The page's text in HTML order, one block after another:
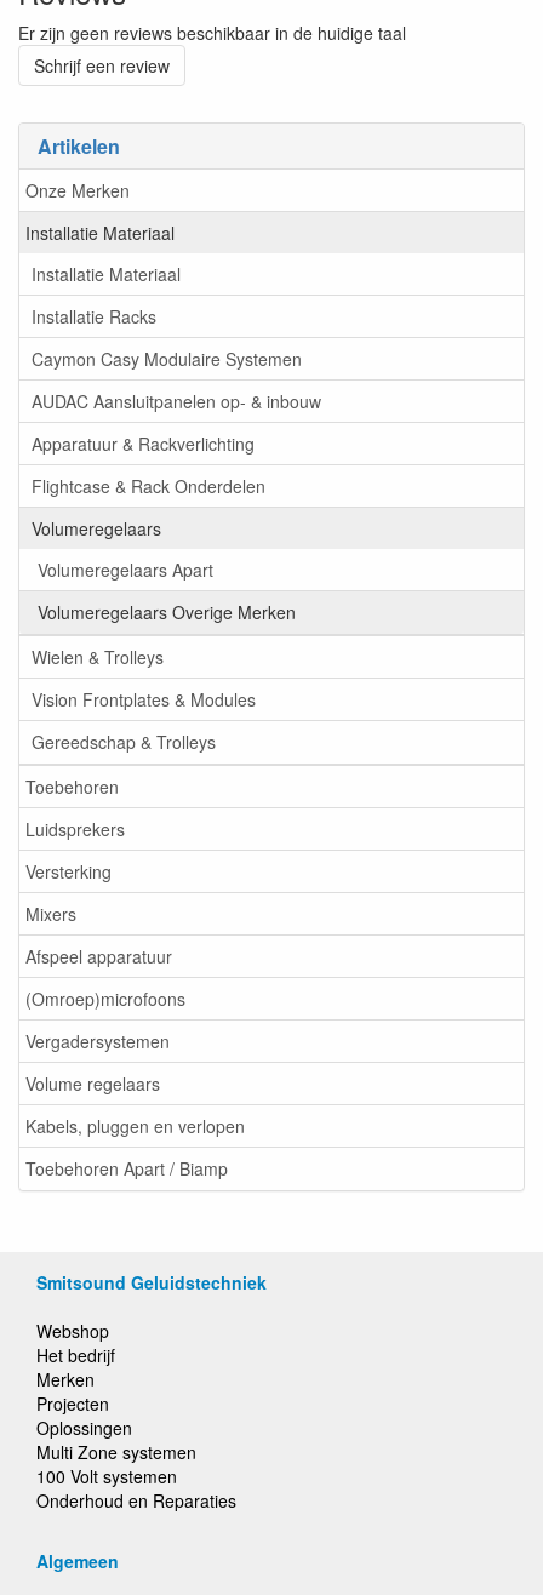
Artikelen
Onze Merken
Installatie Materiaal
Installatie Materiaal
Installatie Racks
Caymon Casy Modulaire Systemen
AUDAC Aansluitpanelen op- & inbouw
Apparatuur & Rackverlichting
Flightcase & Rack Onderdelen
Volumeregelaars
Volumeregelaars Apart
Volumeregelaars Overige Merken
Wielen & Trolleys
Vision Frontplates & Modules
Gereedschap & Trolleys
Toebehoren
Luidsprekers
Versterking
Mixers
Afspeel apparatuur
(Omroep)microfoons
Vergadersystemen
Volume regelaars
Kabels, pluggen en verlopen
Toebehoren Apart / Biamp
Er zijn geen reviews beschikbaar in de huidige taal
Schrijf een review
Smitsound Geluidstechniek
Webshop
Het bedrijf
Merken
Projecten
Oplossingen
Multi Zone systemen
100 Volt systemen
Onderhoud en Reparaties
Algemeen